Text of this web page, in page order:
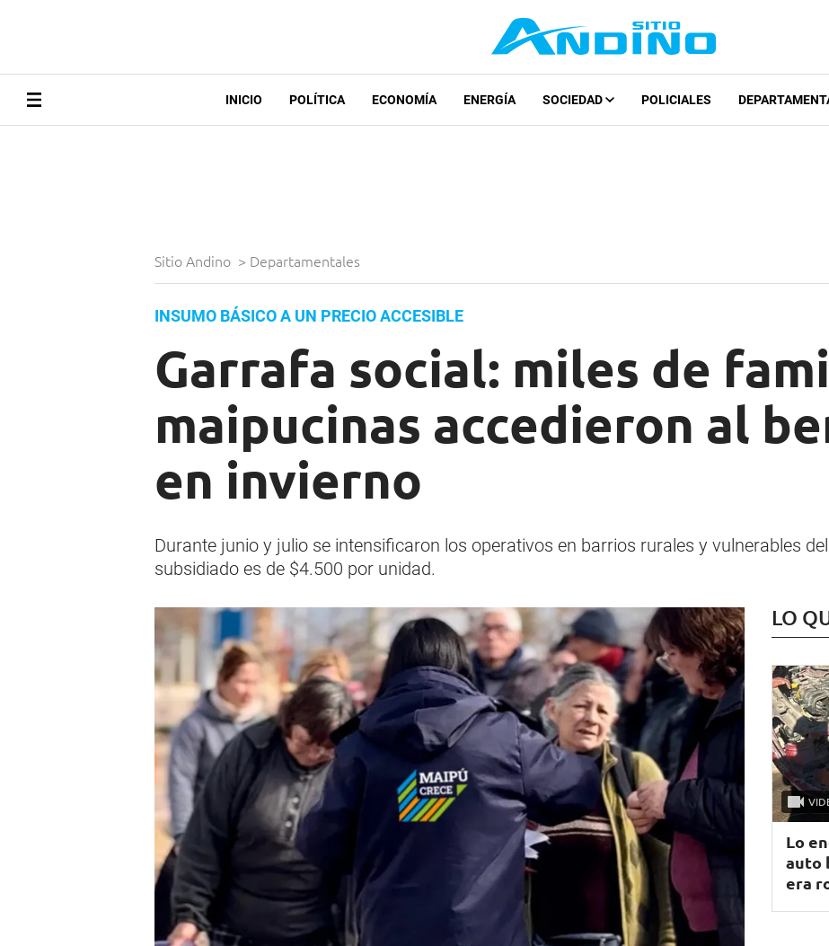
INICIO POLÍTICA ECONOMÍA ENERGÍA SOCIEDAD POLICIALES
Sitio Andino > Departamentales
INSUMO BÁSICO A UN PRECIO ACCESIBLE
Garrafa social: miles de
maipucinas accedieron al
en invierno
Durante junio y julio se intensificaron los operativos en barrios rurales y vulnerables
subsidiado es de $4.500 por unidad.
LO
Lo
auto
era